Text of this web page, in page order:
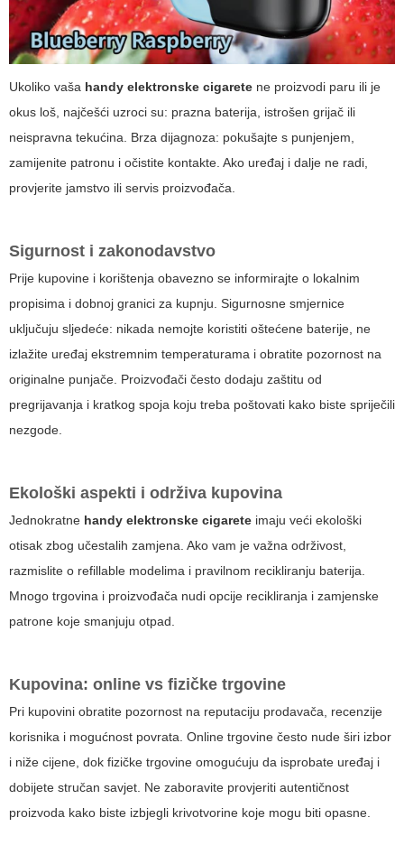
Ukoliko vaša handy elektronske cigarete ne proizvodi paru ili je
okus loš, najčešći uzroci su: prazna baterija, istrošen grijač ili
neispravna tekućina. Brza dijagnoza: pokušajte s punjenjem,
zamijenite patronu i očistite kontakte. Ako uređaj i dalje ne radi,
provjerite jamstvo ili servis proizvođača.
Sigurnost i zakonodavstvo
Prije kupovine i korištenja obavezno se informirajte o lokalnim
propisima i dobnoj granici za kupnju. Sigurnosne smjernice
uključuju sljedeće: nikada nemojte koristiti oštećene baterije, ne
izlažite uređaj ekstremnim temperaturama i obratite pozornost na
originalne punjače. Proizvođači često dodaju zaštitu od
pregrijavanja i kratkog spoja koju treba poštovati kako biste spriječili
nezgode.
Ekološki aspekti i održiva kupovina
Jednokratne handy elektronske cigarete imaju veći ekološki
otisak zbog učestalih zamjena. Ako vam je važna održivost,
razmislite o refillable modelima i pravilnom recikliranju baterija.
Mnogo trgovina i proizvođača nudi opcije recikliranja i zamjenske
patrone koje smanjuju otpad.
Kupovina: online vs fizičke trgovine
Pri kupovini obratite pozornost na reputaciju prodavača, recenzije
korisnika i mogućnost povrata. Online trgovine često nude širi izbor
i niže cijene, dok fizičke trgovine omogućuju da isprobate uređaj i
dobijete stručan savjet. Ne zaboravite provjeriti autentičnost
proizvoda kako biste izbjegli krivotvorine koje mogu biti opasne.